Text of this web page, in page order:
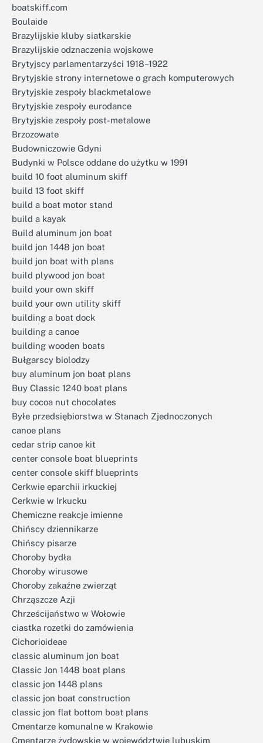
boatskiff.com
Boulaide
Brazylijskie kluby siatkarskie
Brazylijskie odznaczenia wojskowe
Brytyjscy parlamentarzyści 1918–1922
Brytyjskie strony internetowe o grach komputerowych
Brytyjskie zespoły blackmetalowe
Brytyjskie zespoły eurodance
Brytyjskie zespoły post-metalowe
Brzozowate
Budowniczowie Gdyni
Budynki w Polsce oddane do użytku w 1991
build 10 foot aluminum skiff
build 13 foot skiff
build a boat motor stand
build a kayak
Build aluminum jon boat
build jon 1448 jon boat
build jon boat with plans
build plywood jon boat
build your own skiff
build your own utility skiff
building a boat dock
building a canoe
building wooden boats
Bułgarscy biolodzy
buy aluminum jon boat plans
Buy Classic 1240 boat plans
buy cocoa nut chocolates
Byłe przedsiębiorstwa w Stanach Zjednoczonych
canoe plans
cedar strip canoe kit
center console boat blueprints
center console skiff blueprints
Cerkwie eparchii irkuckiej
Cerkwie w Irkucku
Chemiczne reakcje imienne
Chińscy dziennikarze
Chińscy pisarze
Choroby bydła
Choroby wirusowe
Choroby zakaźne zwierząt
Chrząszcze Azji
Chrześcijaństwo w Wołowie
ciastka rozetki do zamówienia
Cichorioideae
classic aluminum jon boat
Classic Jon 1448 boat plans
classic jon 1448 plans
classic jon boat construction
classic jon flat bottom boat plans
Cmentarze komunalne w Krakowie
Cmentarze żydowskie w województwie lubuskim